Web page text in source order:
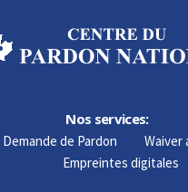
Nos services:
Demande de Pardon
Waiver
Empreintes digitales